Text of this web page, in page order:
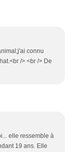
connu
/> <br /> De
elle ressemble à
19 ans. Elle